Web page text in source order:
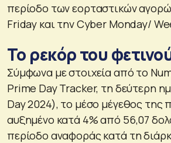
περίοδο των εορταστικών
Friday και την Cyber Monday/
Το ρεκόρ του
Σύμφωνα με στοιχεία από το
Prime Day Tracker, τη δεύτερη
Day 2024), το μέσο μέγεθος της
αυξημένο κατά 4% από 56,07
περίοδο αναφοράς κατά τη